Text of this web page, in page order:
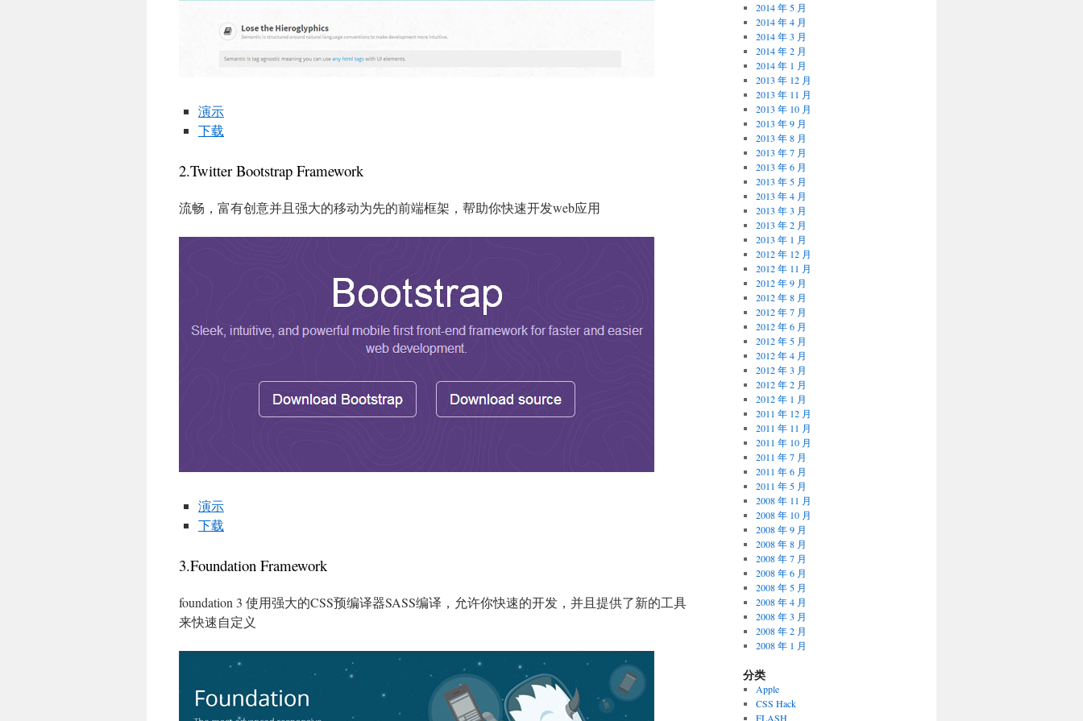
演示
下载
2.Twitter Bootstrap Framework
流畅，富有创意并且强大的移动为先的前端框架，帮助你快速开发web应用
演示
下载
3.Foundation Framework
foundation 3 使用强大的CSS预编译器SASS编译，允许你快速的开发，并且提供了新的工具
来快速自定义
2014 年 5 月
2014 年 4 月
2014 年 3 月
2014 年 2 月
2014 年 1 月
2013 年 12 月
2013 年 11 月
2013 年 10 月
2013 年 9 月
2013 年 8 月
2013 年 7 月
2013 年 6 月
2013 年 5 月
2013 年 4 月
2013 年 3 月
2013 年 2 月
2013 年 1 月
2012 年 12 月
2012 年 11 月
2012 年 9 月
2012 年 8 月
2012 年 7 月
2012 年 6 月
2012 年 5 月
2012 年 4 月
2012 年 3 月
2012 年 2 月
2012 年 1 月
2011 年 12 月
2011 年 11 月
2011 年 10 月
2011 年 7 月
2011 年 6 月
2011 年 5 月
2008 年 11 月
2008 年 10 月
2008 年 9 月
2008 年 8 月
2008 年 7 月
2008 年 6 月
2008 年 5 月
2008 年 4 月
2008 年 3 月
2008 年 2 月
2008 年 1 月
分类
Apple
CSS Hack
FLASH